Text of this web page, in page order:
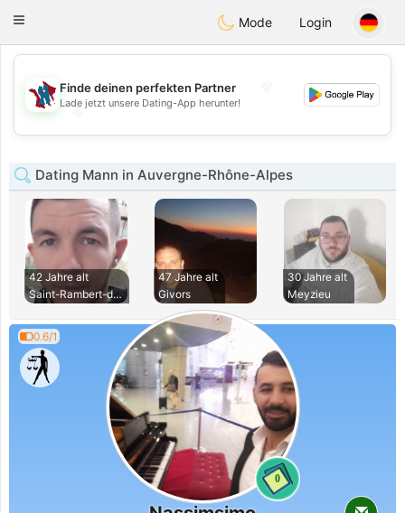
Taimerais
Toggle
Mode Login
💖
💕
Finde deinen perfekten Partner
Lade jetzt unsere Dating-App herunter!
Dating Mann in Auvergne-Rhône-Alpes
42 Jahre alt
Saint-Rambert-d Al
47 Jahre alt
Givors
30 Jahre alt
Meyzieu
0.6/1
0